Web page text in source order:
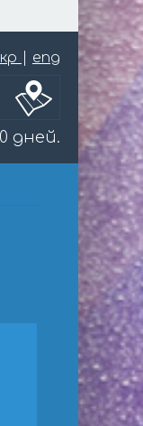
eng
дней.